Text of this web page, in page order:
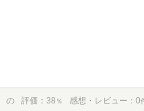
の 評価 38 ％ 感想・レビュー 0